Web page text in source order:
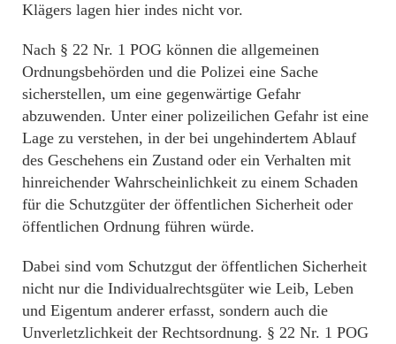
Klägers lagen hier indes nicht vor.
Nach § 22 Nr. 1 POG können die allgemeinen
Ordnungsbehörden und die Polizei eine Sache
sicherstellen, um eine gegenwärtige Gefahr
abzuwenden. Unter einer polizeilichen Gefahr ist eine
Lage zu verstehen, in der bei ungehindertem Ablauf
des Geschehens ein Zustand oder ein Verhalten mit
hinreichender Wahrscheinlichkeit zu einem Schaden
für die Schutzgüter der öffentlichen Sicherheit oder
öffentlichen Ordnung führen würde.
Dabei sind vom Schutzgut der öffentlichen Sicherheit
nicht nur die Individualrechtsgüter wie Leib, Leben
und Eigentum anderer erfasst, sondern auch die
Unverletzlichkeit der Rechtsordnung. § 22 Nr. 1 POG